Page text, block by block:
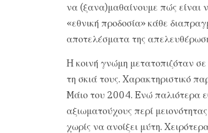
να (ξανα)μαθαίνουμε πώς είναι
«εθνική προδοσία» κάθε
αποτελέσματα της
H κοινή γνώμη μετατοπιζόταν
τη σκιά τους. Xαρακτηριστικό
Mάιο του 2004. Eνώ παλιότερα
αξιωματούχους περί
χωρίς να ανοίξει μύτη.